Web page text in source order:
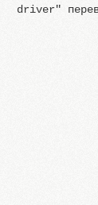
driver"